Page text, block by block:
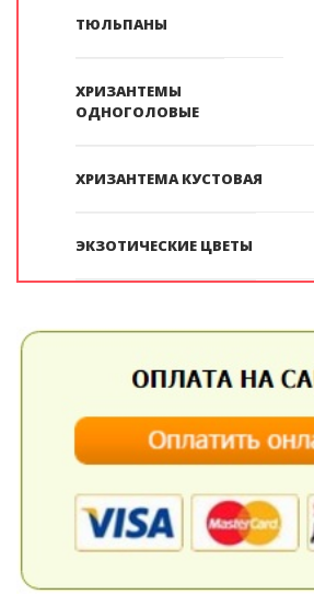
ТЮЛЬПАНЫ
ХРИЗАНТЕМЫ
ОДНОГОЛОВЫЕ
ХРИЗАНТЕМА КУСТОВАЯ
ЭКЗОТИЧЕСКИЕ ЦВЕТЫ